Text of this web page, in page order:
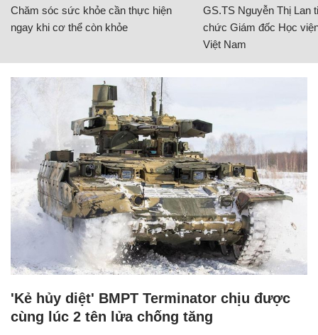
Chăm sóc sức khỏe cần thực hiện
ngay khi cơ thể còn khỏe
GS.TS Nguyễn Thị Lan
chức Giám đốc Học
Việt Nam
'Kẻ hủy diệt' BMPT Terminator chịu được
cùng lúc 2 tên lửa chống tăng